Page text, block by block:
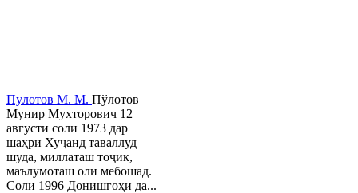
Пӯлотов М. М. Пўлотов
Мунир Мухторович 12
августи соли 1973 дар
шаҳри Хуҷанд таваллуд
шуда, миллаташ тоҷик,
маълумоташ олӣ мебошад.
Соли 1996 Донишгоҳи да...